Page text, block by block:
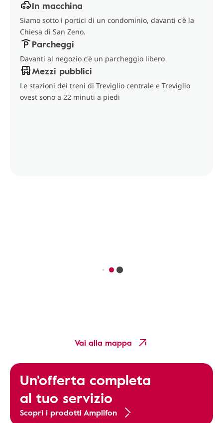
In macchina
Siamo sotto i portici di un condominio, davanti c'è la
Chiesa di San Zeno.
Parcheggi
Davanti al negozio c'è un parcheggio libero
Mezzi pubblici
Le stazioni dei treni di Treviglio centrale e Treviglio
ovest sono a 22 minuti a piedi
Vai alla mappa
Un'offerta completa
al tuo servizio
Scopri i prodotti Amplifon